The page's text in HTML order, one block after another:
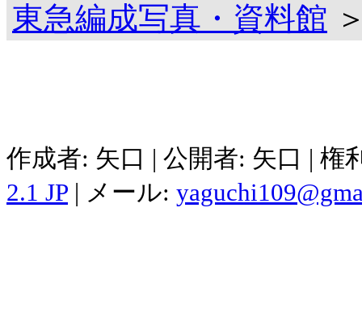
東急編成写真・資料館
作成者: 矢口 | 公開者: 矢口 |
2.1 JP | メール: